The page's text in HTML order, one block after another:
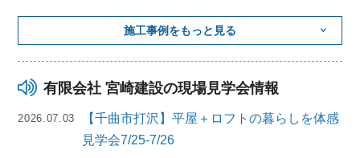
施工事例をもっと見る
有限会社 宮崎建設の現場見学会情報
2026.07.03
【千曲市打沢】平屋＋ロフトの暮らしを体感
見学会7/25-7/26